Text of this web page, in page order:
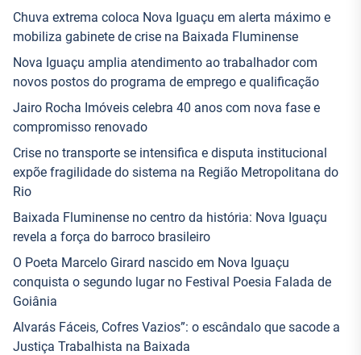
Chuva extrema coloca Nova Iguaçu em alerta máximo e
mobiliza gabinete de crise na Baixada Fluminense
Nova Iguaçu amplia atendimento ao trabalhador com
novos postos do programa de emprego e qualificação
Jairo Rocha Imóveis celebra 40 anos com nova fase e
compromisso renovado
Crise no transporte se intensifica e disputa institucional
expõe fragilidade do sistema na Região Metropolitana do
Rio
Baixada Fluminense no centro da história: Nova Iguaçu
revela a força do barroco brasileiro
O Poeta Marcelo Girard nascido em Nova Iguaçu
conquista o segundo lugar no Festival Poesia Falada de
Goiânia
Alvarás Fáceis, Cofres Vazios”: o escândalo que sacode a
Justiça Trabalhista na Baixada